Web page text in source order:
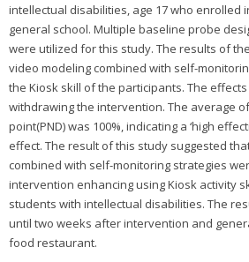
intellectual disabilities, age 17 who enrolled
general school. Multiple baseline probe
were utilized for this study. The results of
video modeling combined with self-
the Kiosk skill of the participants. The
withdrawing the intervention. The average
point(PND) was 100%, indicating a ‘high
effect. The result of this study suggested
combined with self-monitoring strategies
intervention enhancing using Kiosk activity
students with intellectual disabilities. The
until two weeks after intervention and
food restaurant.